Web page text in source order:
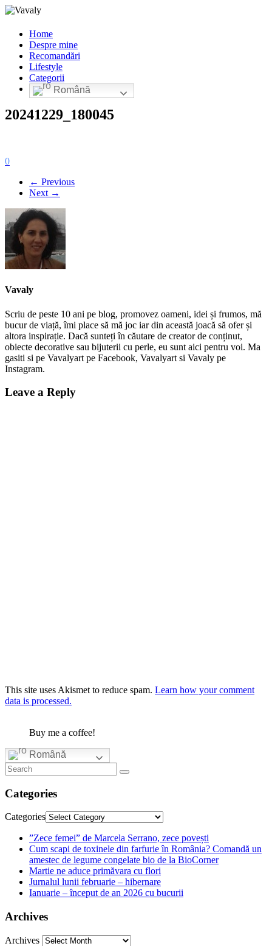
Home
Despre mine
Recomandări
Lifestyle
Categorii
Română
20241229_180045
0
← Previous
Next →
Vavaly
Scriu de peste 10 ani pe blog, promovez oameni, idei și frumos, mă
bucur de viață, îmi place să mă joc iar din această joacă să ofer și
altora inspirație. Dacă sunteți în căutare de creator de conținut,
obiecte decorative sau bijuterii cu perle, eu sunt aici pentru voi. Ma
gasiti si pe Vavalyart pe Facebook, Vavalyart si Vavaly pe
Instagram.
Leave a Reply
This site uses Akismet to reduce spam. Learn how your comment
data is processed.
Buy me a coffee!
Română
Categories
Categories
”Zece femei” de Marcela Serrano, zece povești
Cum scapi de toxinele din farfurie în România? Comandă un
amestec de legume congelate bio de la BioCorner
Martie ne aduce primăvara cu flori
Jurnalul lunii februarie – hibernare
Ianuarie – început de an 2026 cu bucurii
Archives
Archives